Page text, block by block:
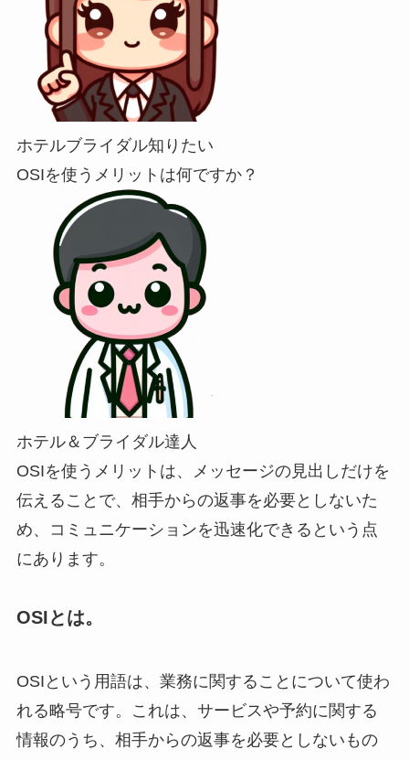
ホテルブライダル知りたい
OSIを使うメリットは何ですか？
ホテル＆ブライダル達人
OSIを使うメリットは、メッセージの見出しだけを
伝えることで、相手からの返事を必要としないた
め、コミュニケーションを迅速化できるという点
にあります。
OSIとは。
OSIという用語は、業務に関することについて使わ
れる略号です。これは、サービスや予約に関する
情報のうち、相手からの返事を必要としないもの